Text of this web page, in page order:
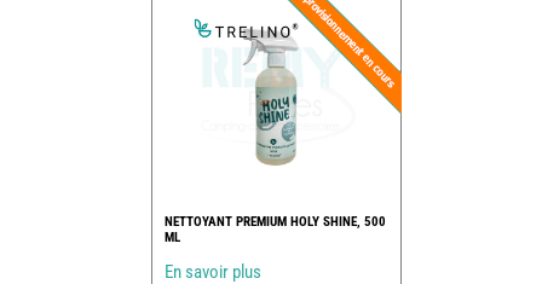
NETTOYANT PREMIUM HOLY SHINE, 500
ML
En savoir plus